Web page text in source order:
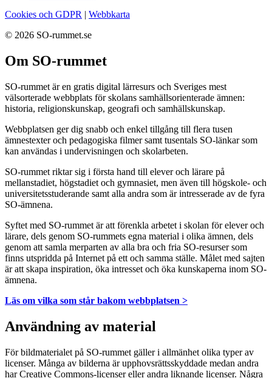
Cookies och GDPR | Webbkarta
© 2026 SO-rummet.se
Om SO-rummet
SO-rummet är en gratis digital lärresurs och Sveriges mest
välsorterade webbplats för skolans samhällsorienterade ämnen:
historia, religionskunskap, geografi och samhällskunskap.
Webbplatsen ger dig snabb och enkel tillgång till flera tusen
ämnestexter och pedagogiska filmer samt tusentals SO-länkar som
kan användas i undervisningen och skolarbeten.
SO-rummet riktar sig i första hand till elever och lärare på
mellanstadiet, högstadiet och gymnasiet, men även till högskole- och
universitetsstuderande samt alla andra som är intresserade av de fyra
SO-ämnena.
Syftet med SO-rummet är att förenkla arbetet i skolan för elever och
lärare, dels genom SO-rummets egna material i olika ämnen, dels
genom att samla merparten av alla bra och fria SO-resurser som
finns utspridda på Internet på ett och samma ställe. Målet med sajten
är att skapa inspiration, öka intresset och öka kunskaperna inom SO-
ämnena.
Läs om vilka som står bakom webbplatsen >
Användning av material
För bildmaterialet på SO-rummet gäller i allmänhet olika typer av
licenser. Många av bilderna är upphovsrättsskyddade medan andra
har Creative Commons-licenser eller andra liknande licenser. Några